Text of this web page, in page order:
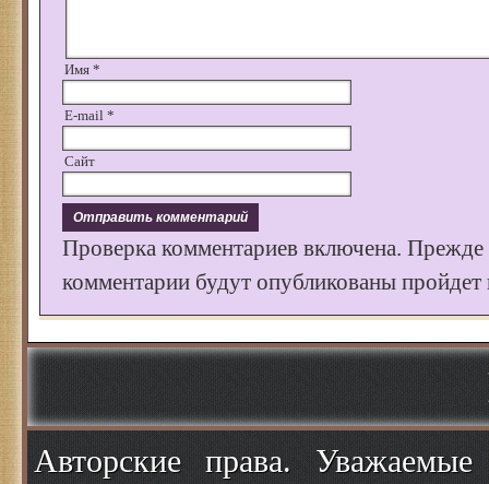
Имя *
E-mail *
Сайт
Проверка комментариев включена.
комментарии будут опубликованы пройдет
Авторские права.